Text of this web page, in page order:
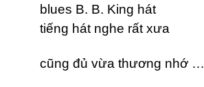
blues B. B. King hát
tiếng hát nghe rất xưa
cũng đủ vừa thương nhớ …